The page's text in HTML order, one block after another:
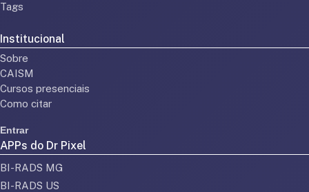
Tags
Institucional
Sobre
CAISM
Cursos presenciais
Como citar
Entrar
APPs do Dr Pixel
BI-RADS MG
BI-RADS US